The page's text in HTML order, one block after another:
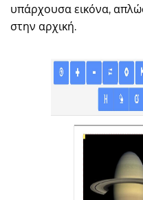
υπάρχουσα εικόνα,
στην αρχική.